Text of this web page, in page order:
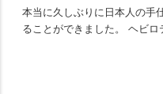
本当に久しぶりに日本人の手
ることができました。 ヘビロ